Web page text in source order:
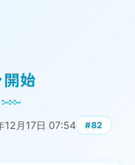
始
12月17日 07:54 #82